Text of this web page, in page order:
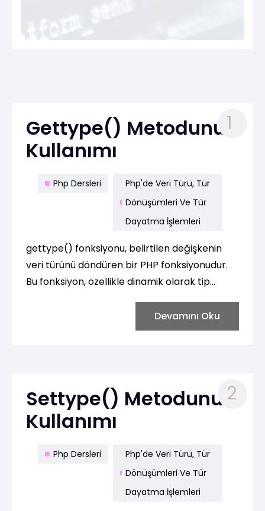
Gettype() Metodunun
Kullanımı
1
Php Dersleri
Php'de Veri Türü, Tür
Dönüşümleri Ve Tür
Dayatma İşlemleri
gettype() fonksiyonu, belirtilen değişkenin
veri türünü döndüren bir PHP fonksiyonudur.
Bu fonksiyon, özellikle dinamik olarak tip
türünü kontrol etmek ve hata ayıklama
yapmak için kullanışlıdır. İşte gettype()
Devamını Oku
Settype() Metodunun
Kullanımı
2
Php Dersleri
Php'de Veri Türü, Tür
Dönüşümleri Ve Tür
Dayatma İşlemleri